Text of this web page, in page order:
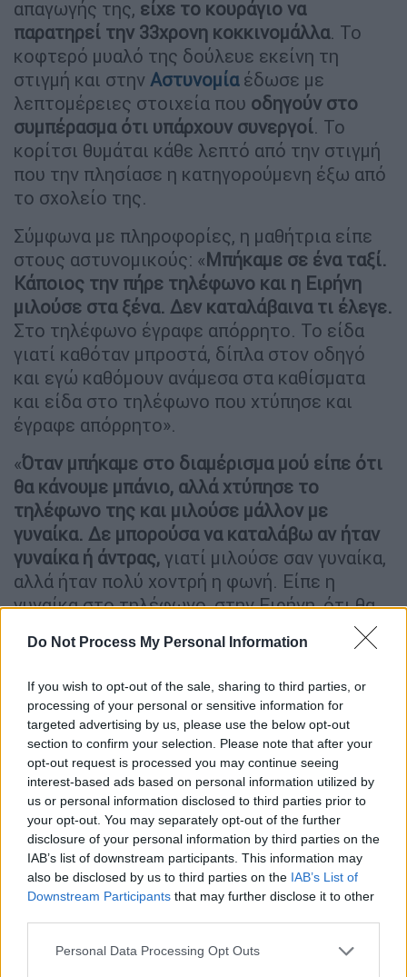
Do Not Process My Personal Information
If you wish to opt-out of the sale, sharing to third parties, or
processing of your personal or sensitive information for
targeted advertising by us, please use the below opt-out
section to confirm your selection. Please note that after your
opt-out request is processed you may continue seeing
interest-based ads based on personal information utilized by
us or personal information disclosed to third parties prior to
your opt-out. You may separately opt-out of the further
disclosure of your personal information by third parties on the
IAB’s list of downstream participants. This information may
also be disclosed by us to third parties on the IAB’s List of
Downstream Participants that may further disclose it to other
Please note that this website/app uses one or more Google
Personal Data Processing Opt Outs
απαγωγής της, είχε το κουράγιο να
παρατηρεί την 33χρονη κοκκινομάλλα. Το
κοφτερό μυαλό της δούλευε εκείνη τη
στιγμή και στην Αστυνομία έδωσε με
λεπτομέρειες στοιχεία που οδηγούν στο
συμπέρασμα ότι υπάρχουν συνεργοί. Το
κορίτσι θυμάται κάθε λεπτό από την στιγμή
που την πλησίασε η κατηγορούμενη έξω από
το σχολείο της.
Σύμφωνα με πληροφορίες, η μαθήτρια είπε
στους αστυνομικούς: «Μπήκαμε σε ένα ταξί.
Κάποιος την πήρε τηλέφωνο και η Ειρήνη
μιλούσε στα ξένα. Δεν καταλάβαινα τι έλεγε.
Στο τηλέφωνο έγραφε απόρρητο. Το είδα
γιατί καθόταν μπροστά, δίπλα στον οδηγό
και εγώ καθόμουν ανάμεσα στα καθίσματα
και είδα στο τηλέφωνο που χτύπησε και
έγραφε απόρρητο».
«Όταν μπήκαμε στο διαμέρισμα μού είπε ότι
θα κάνουμε μπάνιο, αλλά χτύπησε το
τηλέφωνο της και μιλούσε μάλλον με
γυναίκα. Δε μπορούσα να καταλάβω αν ήταν
γυναίκα ή άντρας, γιατί μιλούσε σαν γυναίκα,
αλλά ήταν πολύ χοντρή η φωνή. Είπε η
γυναίκα στο τηλέφωνο, στην Ειρήνη, ότι θα
στείλει κάποιον να της δώσει μία επιταγή,
νομίζω είπε εκείνο το χαρτί που το δίνεις
και παίρνεις χρήματα και να πάει να την
"εκπληρώσει”. Η Ειρήνη απάντησε "τόσα
πολλά λεφτά...;"», φέρεται να είπε η μικρή
μαθήτρια.